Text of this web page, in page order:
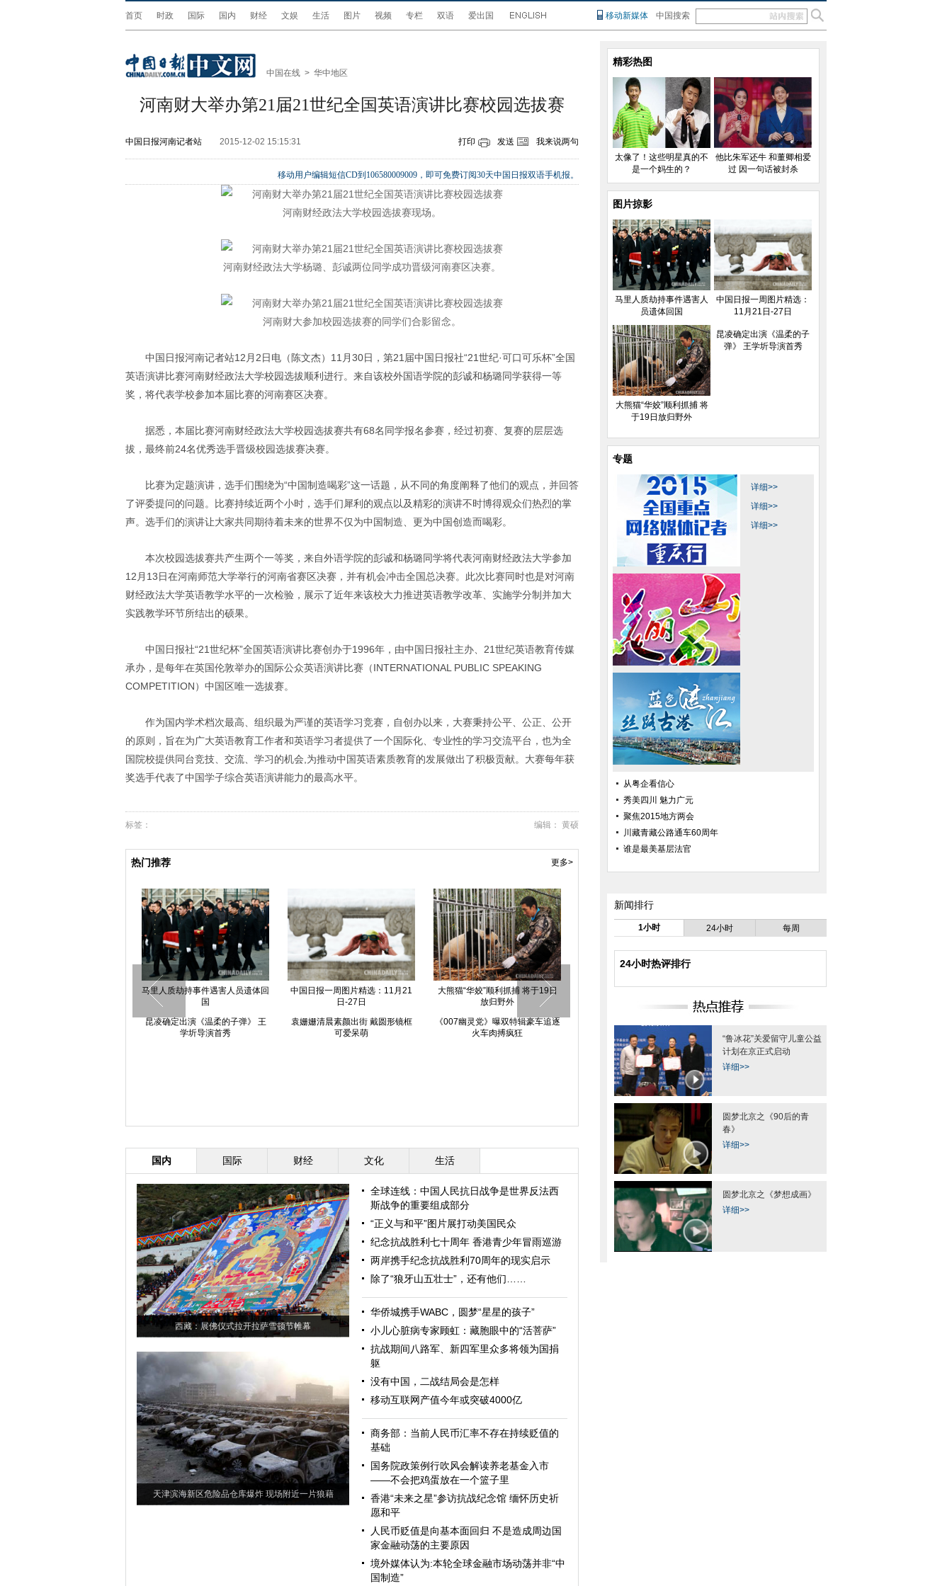
首页 时政 国际 国内 财经 文娱 生活 图片 视频 专栏 双语 爱出国 移动新媒体 中国搜索
中国在线 > 华中地区
河南财大举办第21届21世纪全国英语演讲比赛校园选拔赛
中国日报河南记者站 2015-12-02 15:15:31 打印 发送 我来说两句
移动用户编辑短信CD到106580009009，即可免费订阅30天中国日报双语手机报。
河南财经政法大学校园选拔赛现场。
河南财经政法大学杨璐、彭诚两位同学成功晋级河南赛区决赛。
河南财大参加校园选拔赛的同学们合影留念。
中国日报河南记者站12 月 2日电（陈文杰） 11 月30日，第21 届中国日报社“21世纪·可口可乐杯”全国
英语演讲比赛河南财经政法大学校园选拔顺利进行。来自该校外国语学院的彭诚和杨璐同学获得一等
奖，将代表学校参加本届比赛的河南赛区决赛。
据悉，本届比赛河南财经政法大学校园选拔赛共有68名同学报名参赛，经过初赛、复赛的层层选
拔，最终前24名优秀选手晋级校园选拔赛决赛。
比赛为定题演讲，选手们围绕为“中国制造喝彩”这一话题，从不同的角度阐释了他们的观点，并回答
了评委提问的问题。比赛持续近两个小时，选手们犀利的观点以及精彩的演讲不时博得观众们热烈的掌
声。选手们的演讲让大家共同期待着未来的世界不仅为中国制造、更为中国创造而喝彩。
本次校园选拔赛共产生两个一等奖，来自外语学院的彭诚和杨璐同学将代表河南财经政法大学参加
12 月 13日在河南师范大学举行的河南省赛区决赛，并有机会冲击全国总决赛。此次比赛同时也是对河南
财经政法大学英语教学水平的一次检验，展示了近年来该校大力推进英语教学改革、实施学分制并加大
实践教学环节所结出的硕果。
中国日报社“21世纪杯”全国英语演讲比赛创办于1996年，由中国日报社主办、 21世纪英语教育传媒
承办，是每年在英国伦敦举办的国际公众英语演讲比赛（INTERNATIONAL PUBLIC SPEAKING
COMPETITION）中国区唯一选拔赛。
作为国内学术档次最高、组织最为严谨的英语学习竞赛，自创办以来，大赛秉持公平、公正、公开
的原则，旨在为广大英语教育工作者和英语学习者提供了一个国际化、专业性的学习交流平台，也为全
国院校提供同台竞技、交流、学习的机会 为推动中国英语素质教育的发展做出了积极贡献。大赛每年获
奖选手代表了中国学子综合英语演讲能力的最高水平。
编辑： 黄硕
标签：
热门推荐 更多>
马里人质劫持事件遇害人员遗体回
国
中国日报一周图片精选：11月21
日-27日
大熊猫“华姣”顺利抓捕 将于19日
放归野外
昆凌确定出演《温柔的子弹》 王
学圻导演首秀
袁姗姗清晨素颜出街 戴圆形镜框
可爱呆萌
《007幽灵党》曝双特辑豪车追逐
火车肉搏疯狂
第五期“华策杯”编剧培训班开班 康
洪雷开讲
汪涵20年前青涩旧照曝光 脸庞稚
韩雪满脸泥巴执行任务 与贝尔CP
国内 国际 财经 文化 生活
西藏：展佛仪式拉开拉萨雪顿节帷幕
天津滨海新区危险品仓库爆炸 现场附近一片狼藉
全球连线：中国人民抗日战争是世界反法西
斯战争的重要组成部分
“正义与和平”图片展打动美国民众
纪念抗战胜利七十周年 香港青少年冒雨巡游
两岸携手纪念抗战胜利70周年的现实启示
除了“狼牙山五壮士”，还有他们……
华侨城携手WABC，圆梦“星星的孩子”
小儿心脏病专家顾虹：藏胞眼中的“活菩萨”
抗战期间八路军、新四军里众多将领为国捐
躯
没有中国，二战结局会是怎样
移动互联网产值今年或突破4000亿
商务部：当前人民币汇率不存在持续贬值的
基础
国务院政策例行吹风会解读养老基金入市
——不会把鸡蛋放在一个篮子里
香港“未来之星”参访抗战纪念馆 缅怀历史祈
愿和平
人民币贬值是向基本面回归 不是造成周边国
家金融动荡的主要原因
境外媒体认为:本轮全球金融市场动荡并非“中
国制造”
精彩热图
太像了！这些明星真的不
是一个妈生的？
他比朱军还牛 和董卿相爱
过 因一句话被封杀
图片掠影
马里人质劫持事件遇害人
员遗体回国
中国日报一周图片精选：
11月21日-27日
大熊猫“华姣”顺利抓捕 将
于19日放归野外
昆凌确定出演《温柔的子
弹》 王学圻导演首秀
专题
详细>>
详细>>
详细>>
从粤企看信心
秀美四川 魅力广元
聚焦2015地方两会
川藏青藏公路通车60周年
谁是最美基层法官
新闻排行
1小时 24小时 每周
24小时热评排行
“鲁冰花”关爱留守儿童公益
计划在京正式启动
详细>>
圆梦北京之《90后的青
春》
详细>>
圆梦北京之《梦想成画》
详细>>